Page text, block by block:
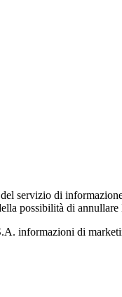
del servizio di
possibilità di
informazioni di